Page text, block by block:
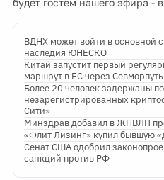
ВДНХ может войти в основной
наследия ЮНЕСКО
Китай запустит первый
маршрут в ЕС через Севморпуть
Более 20 человек задержаны по
незарегистрированных
Сити»
Минздрав добавил в ЖНВЛП
«Флит Лизинг» купил бывшую
Сенат США одобрил
санкций против РФ